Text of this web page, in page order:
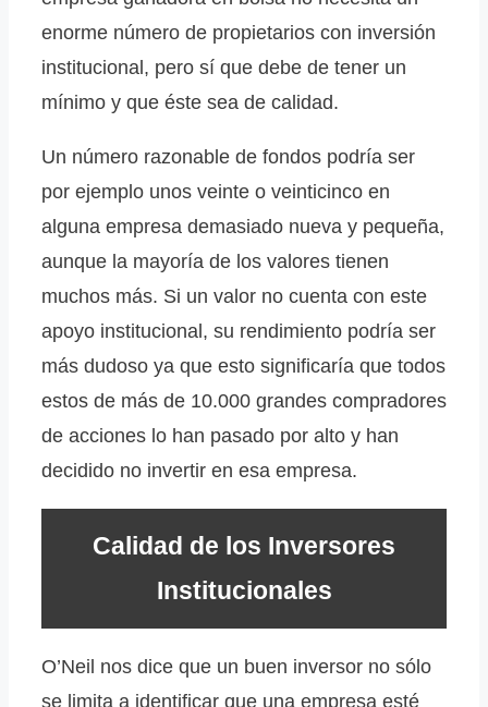
enorme número de propietarios con inversión
institucional, pero sí que debe de tener un
mínimo y que éste sea de calidad.
Un número razonable de fondos podría ser
por ejemplo unos veinte o veinticinco en
alguna empresa demasiado nueva y pequeña,
aunque la mayoría de los valores tienen
muchos más. Si un valor no cuenta con este
apoyo institucional, su rendimiento podría ser
más dudoso ya que esto significaría que todos
estos de más de 10.000 grandes compradores
de acciones lo han pasado por alto y han
decidido no invertir en esa empresa.
Calidad de los Inversores
Institucionales
O’Neil nos dice que un buen inversor no sólo
se limita a identificar que una empresa esté